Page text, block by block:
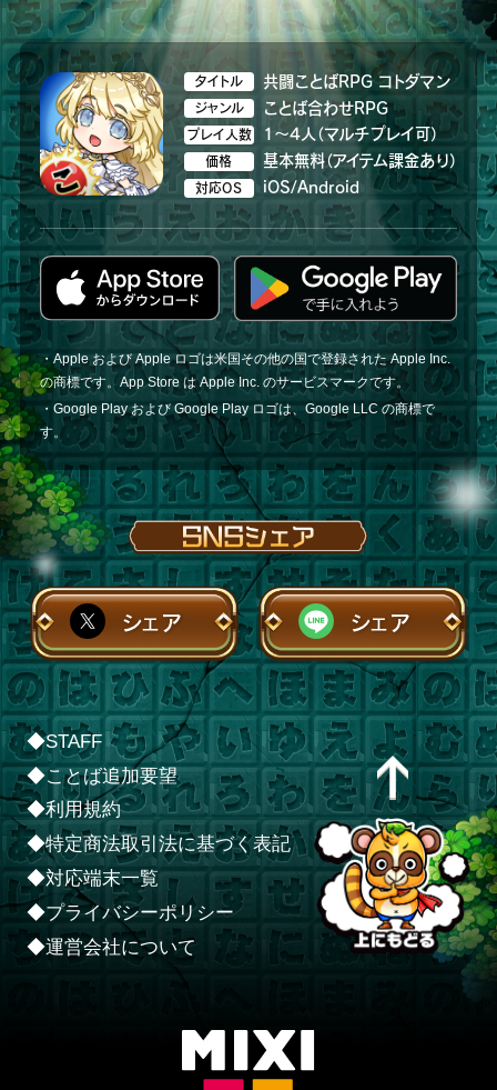
タイトル 共闘ことばRPG コトダマン
ジャンル ことば合わせRPG
プレイ人数 1～4人（マルチプレイ可）
価格 基本無料（アイテム課金あり）
対応OS iOS/Android
・Apple および Apple ロゴは米国その他の国で登録された Apple Inc.
の商標です。App Store は Apple Inc. のサービスマークです。
・Google Play および Google Play ロゴは、Google LLC の商標で
す。
シェア シェア
◆STAFF
◆ことば追加要望
◆利用規約
◆特定商法取引法に基づく表記
◆対応端末一覧
◆プライバシーポリシー
◆運営会社について